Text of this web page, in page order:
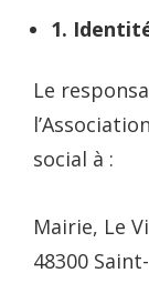
1.
Le
social à :
Mairie, Le
48300